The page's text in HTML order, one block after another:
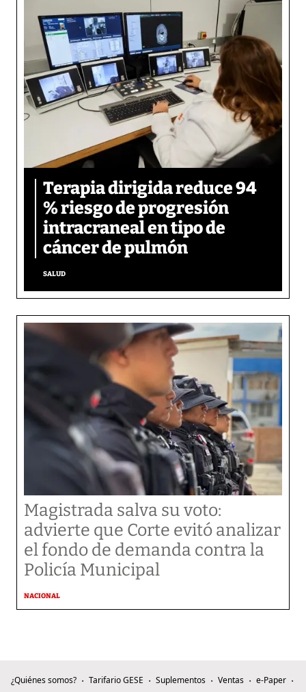
Terapia dirigida reduce 94
% riesgo de progresión
intracraneal en tipo de
cáncer de pulmón
SALUD
Magistrada salva su voto:
advierte que Corte evitó analizar
el fondo de demanda contra la
Policía Municipal
NACIONAL
¿Quiénes somos? Tarifario GESE Suplementos Ventas
e-Paper